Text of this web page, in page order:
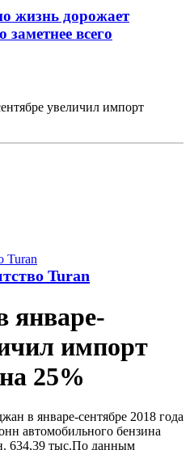
жизнь дорожает
заметнее всего
увеличил импорт
Turan
январе-
импорт
25%
в январе-сентябре 2018 года
автомобильного бензина
634,39 тыс.По данным